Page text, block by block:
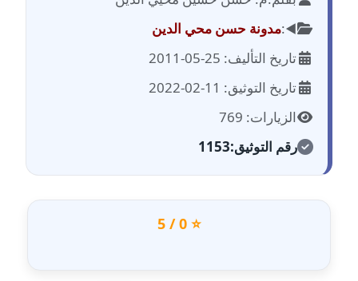
مدونة احمد زكريا
مدونة أحمد زيدان
مدونة أحمد سيد
عاملة
◀️:مدونة حسن محي الدين
تاريخ التأليف: 25-05-2011
تاريخ التوثيق: 11-02-2022
الزيارات: 769
رقم التوثيق:1153
⭐ 0 / 5